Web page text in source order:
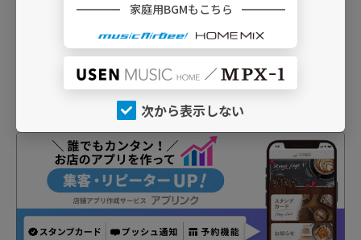
家庭用BGMもこちら
次から表示しない